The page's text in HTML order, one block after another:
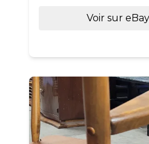
Voir sur